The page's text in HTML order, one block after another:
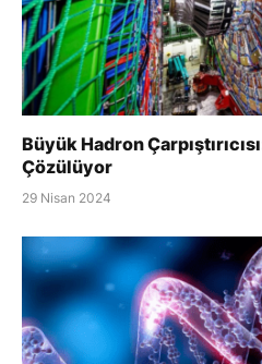
Büyük Hadron
Çözülüyor
29 Nisan 2024